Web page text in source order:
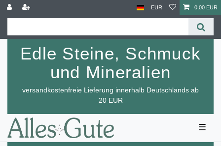
EUR 0,00 EUR
Edle Steine, Schmuck
und Mineralien
versandkostenfreie Lieferung innerhalb Deutschlands ab
20 EUR
☰